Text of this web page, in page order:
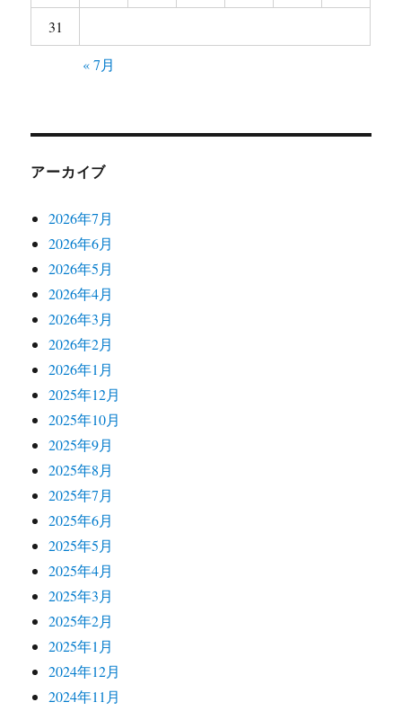
31
« 7月
アーカイブ
2026年7月
2026年6月
2026年5月
2026年4月
2026年3月
2026年2月
2026年1月
2025年12月
2025年10月
2025年9月
2025年8月
2025年7月
2025年6月
2025年5月
2025年4月
2025年3月
2025年2月
2025年1月
2024年12月
2024年11月